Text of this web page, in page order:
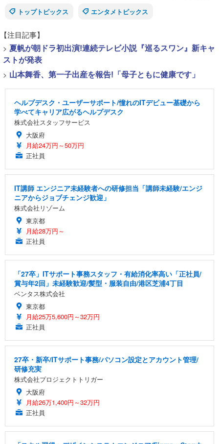
トップトピックス
エンタメトピックス
【注目記事】
> 夏帆が朝ドラ初出演!連続テレビ小説『巡るスワン』新キャ
ストが発表
> 山本舞香、第一子出産を報告!「母子ともに健康です」
ヘルプデスク・ユーザーサポート/憧れのITデビュー基礎から
学べてキャリア広がるヘルプデスク
株式会社スタッフサービス
大阪府
月給24万円～50万円
正社員
IT講師 エンジニア未経験者への研修担当「講師未経験/エンジ
ニアからジョブチェンジ歓迎」
株式会社リゾーム
東京都
月給28万円～
正社員
「27卒」ITサポート事務スタッフ・有給消化率高い「正社員/
賞与年2回」未経験歓迎/髪型・服装自由/港区芝浦4丁目
ベンタス株式会社
東京都
月給25万5,600円～32万円
正社員
27卒・新卒/ITサポート事務/パソコン設定とアカウント管理/
研修充実
株式会社プロジェクトトリガー
大阪府
月給26万1,400円～32万円
正社員